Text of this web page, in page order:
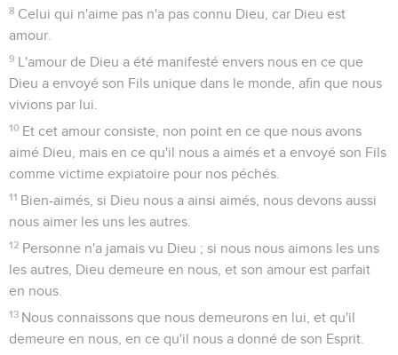
8 Celui qui n'aime pas n'a pas connu Dieu, car Dieu est
amour.
9 L'amour de Dieu a été manifesté envers nous en ce que
Dieu a envoyé son Fils unique dans le monde, afin que nous
vivions par lui.
10 Et cet amour consiste, non point en ce que nous avons
aimé Dieu, mais en ce qu'il nous a aimés et a envoyé son Fils
comme victime expiatoire pour nos péchés.
11 Bien-aimés, si Dieu nous a ainsi aimés, nous devons aussi
nous aimer les uns les autres.
12 Personne n'a jamais vu Dieu ; si nous nous aimons les uns
les autres, Dieu demeure en nous, et son amour est parfait
en nous.
13 Nous connaissons que nous demeurons en lui, et qu'il
demeure en nous, en ce qu'il nous a donné de son Esprit.